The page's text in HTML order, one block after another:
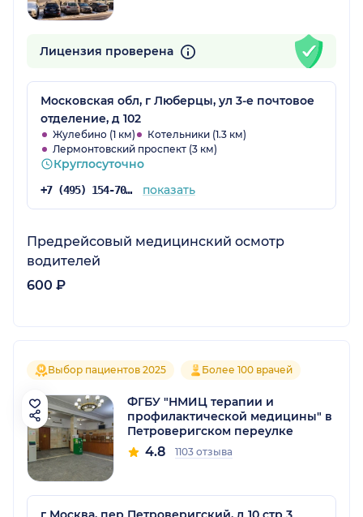
Лицензия проверена
Московская обл, г Люберцы, ул 3-е почтовое
отделение, д 102
Жулебино (1 км)
Котельники (1.3 км)
Лермонтовский проспект (3 км)
Круглосуточно
+7 (495) 154-70-46 показать
Предрейсовый медицинский осмотр
водителей
600 ₽
Выбор пациентов 2025 Более 100 врачей
ФГБУ "НМИЦ терапии и
профилактической медицины" в
Петроверигском переулке
4.8 1103 отзыва